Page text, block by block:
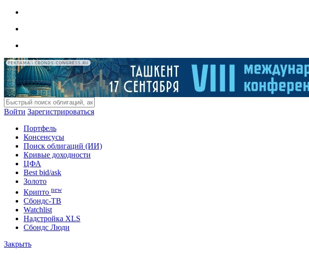
РЕКЛАМА • CBONDS-CONGRESS.RU
Войти Зарегистрироваться
Портфель
Консенсусы
Поиск облигаций (ИИ)
Кривые доходности
ЦФА
Best bid/ask
Золото
Крипто new
Сбондс-ТВ
Watchlist
Надстройка XLS
Сбондс Люди
Закрыть